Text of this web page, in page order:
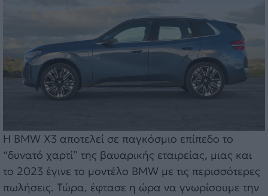
Η BMW X3 αποτελεί σε παγκόσμιο επίπεδο το
“δυνατό χαρτί” της βαυαρικής εταιρείας, μιας και
το 2023 έγινε το μοντέλο BMW με τις περισσότερες
πωλήσεις. Τώρα, έφτασε η ώρα να γνωρίσουμε την